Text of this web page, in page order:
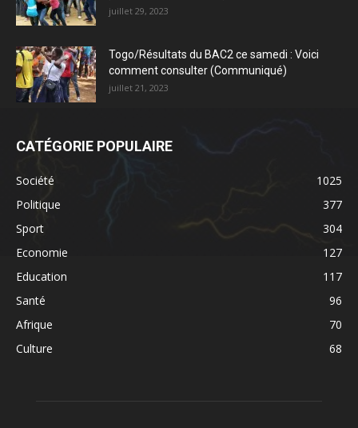
juillet 29, 2023
Togo/Résultats du BAC2 ce samedi : Voici
comment consulter (Communiqué)
juillet 21, 2023
CATÉGORIE POPULAIRE
Société
1025
Politique
377
Sport
304
Economie
127
Education
117
Santé
96
Afrique
70
Culture
68